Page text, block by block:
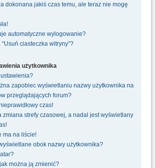
dokonana jakiś czas temu, ale teraz nie mogę
automatyczne wylogowanie?
ciasteczka witryny”?
użytkownika
zapobiec wyświetlaniu nazwy użytkownika na
przeglądających forum?
czas!
zmiana strefy czasowej, a nadal jest wyświetlany
ma na liście!
obok nazwy użytkownika?
można ją zmienić?